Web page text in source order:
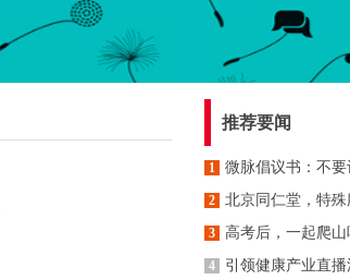
推荐要闻
1 微脉倡议书：不
2 北京同仁堂，特
3 高考后，一起爬山
4 引领健康产业直